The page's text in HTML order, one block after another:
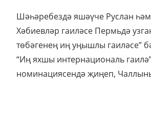
Шәһәребездә яшәүче Руслан
Хәбиевләр гаиләсе Пермьдә
төбәгенең иң уңышлы гаиләсе”
“Иң яхшы интернациональ
номинациясендә җиңеп,